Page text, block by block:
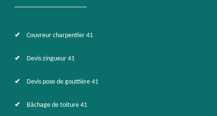
Couvreur charpentier 41
Devis zingueur 41
Devis pose de gouttière 41
Bâchage de toiture 41